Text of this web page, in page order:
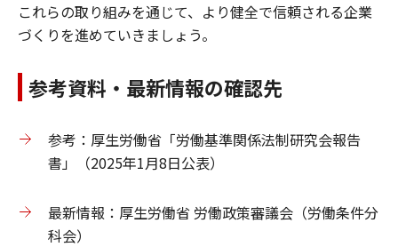
これらの取り組みを通じて、より健全で信頼される企業
づくりを進めていきましょう。
参考資料・最新情報の確認先
参考：厚生労働省「労働基準関係法制研究会報告
書」（2025年1月8日公表）
最新情報：厚生労働省 労働政策審議会（労働条件分
科会）